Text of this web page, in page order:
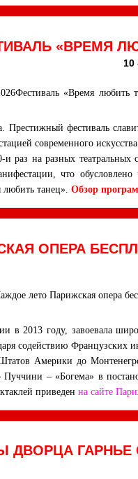
«ВРЕМЯ
10
Фестиваль «Время любить
Престижный фестиваль
современного
и раз на разных
что
танец». Обзор
ОПЕРА
лето Парижская опера
в 2013 году, завоевала
содействию Французских
Америки до
– «Богема» в
приведен на сайте
ДВОРЦА